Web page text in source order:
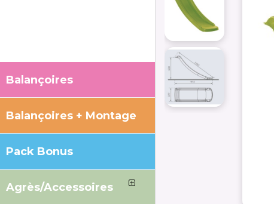
Balançoires
Balançoires + Montage
Pack Bonus
Agrès/Accessoires